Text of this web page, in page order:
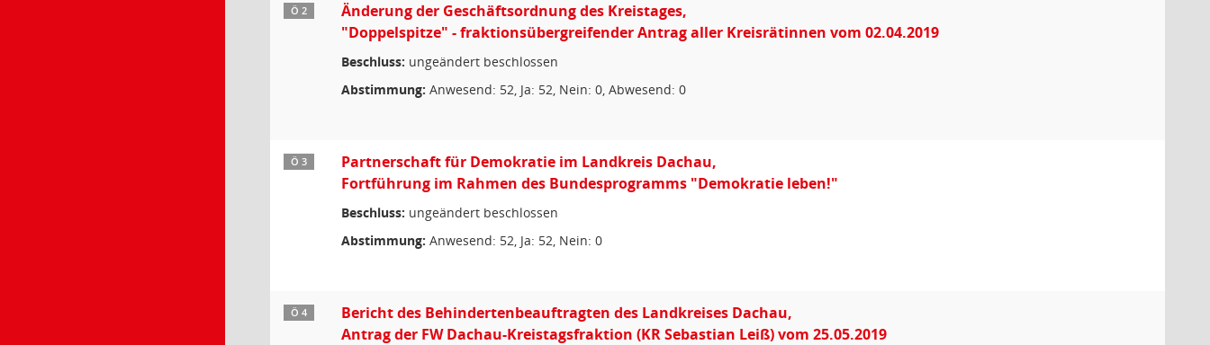
Ö 2
Änderung der Geschäftsordnung des Kreistages,
"Doppelspitze" - fraktionsübergreifender Antrag aller Kreisrätinnen vom 02.04.2019
Beschluss: ungeändert beschlossen
Abstimmung: Anwesend: 52, Ja: 52, Nein: 0, Abwesend: 0
Ö 3
Partnerschaft für Demokratie im Landkreis Dachau,
Fortführung im Rahmen des Bundesprogramms "Demokratie leben!"
Beschluss: ungeändert beschlossen
Abstimmung: Anwesend: 52, Ja: 52, Nein: 0
Ö 4
Bericht des Behindertenbeauftragten des Landkreises Dachau,
Antrag der FW Dachau-Kreistagsfraktion (KR Sebastian Leiß) vom 25.05.2019